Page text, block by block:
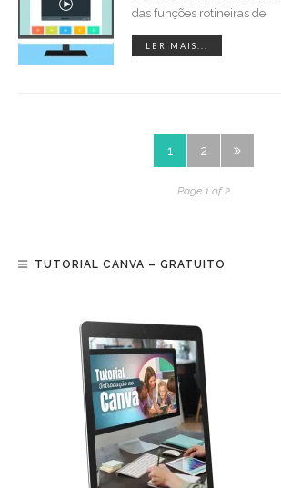
das funções rotineiras de
LER MAIS...
1 2
Page 1 of 2
TUTORIAL CANVA – GRATUITO